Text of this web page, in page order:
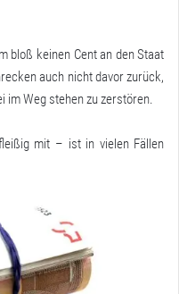
bloß keinen Cent an den Staat
auch nicht davor zurück,
im Weg stehen zu zerstören.
mit – ist in vielen Fällen